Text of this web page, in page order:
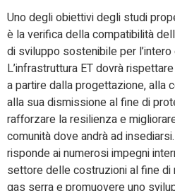
Uno degli obiettivi degli studi
è la verifica della compatibilità
di sviluppo sostenibile per l’intero
L’infrastruttura ET dovrà
a partire dalla progettazione, alla
alla sua dismissione al fine di
rafforzare la resilienza e
comunità dove andrà ad
risponde ai numerosi impegni
settore delle costruzioni al fine di
gas serra e promuovere uno